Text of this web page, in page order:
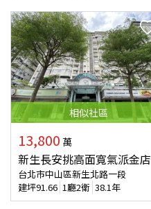
相似社區
13,800 萬
新生長安挑高面寬氣派金店
台北市中山區新生北路一段
建坪91.66 1廳2衛 38.1年